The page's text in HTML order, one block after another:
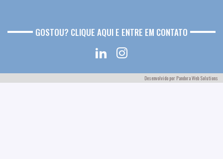
GOSTOU? CLIQUE AQUI E ENTRE EM CONTATO
Desenvolvido por Pandora Web Solutions